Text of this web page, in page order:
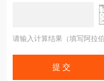
请输入计算结果（填写阿拉